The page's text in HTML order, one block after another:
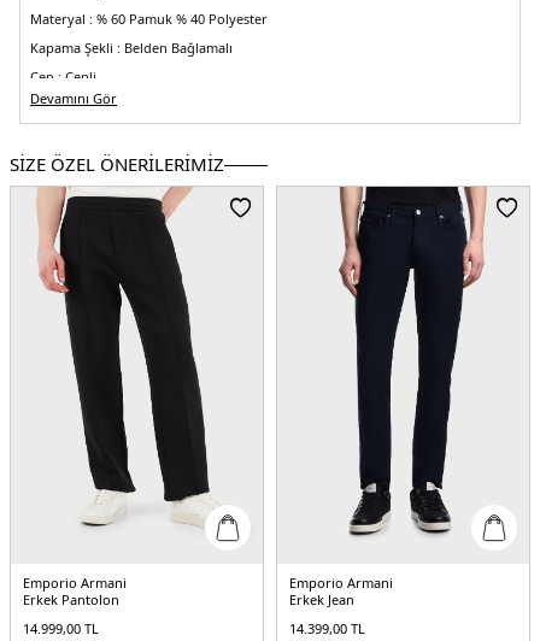
Materyal : % 60 Pamuk % 40 Polyester
Kapama Şekli : Belden Bağlamalı
Cep : Cepli
Kalıp Bilgisi :Regular Fit
Paça Tipi :
Ribanalı Paça
Menşei :Vietnam
Detaylar :
- Yanlarda logo yazılı şeritler
5DK1EM000500AF14976UC001.07
Devamını Gör
SİZE ÖZEL ÖNERİLERİMİZ
Emporio Armani
Erkek Pantolon
14.999,00 TL
Emporio Armani
Erkek Jean
14.399,00 TL